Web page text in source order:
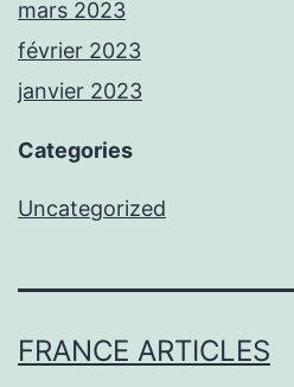
mars 2023
février 2023
janvier 2023
Categories
Uncategorized
FRANCE ARTICLES